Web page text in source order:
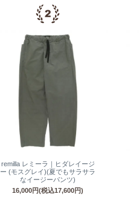
remilla レミーラ｜ヒダレイージ
ー (モスグレイ)(夏でもサラサラ
なイージーパンツ)
16,000円(税込17,600円)